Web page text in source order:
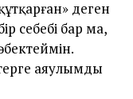
деген
себебі бар ма,
аяулымды